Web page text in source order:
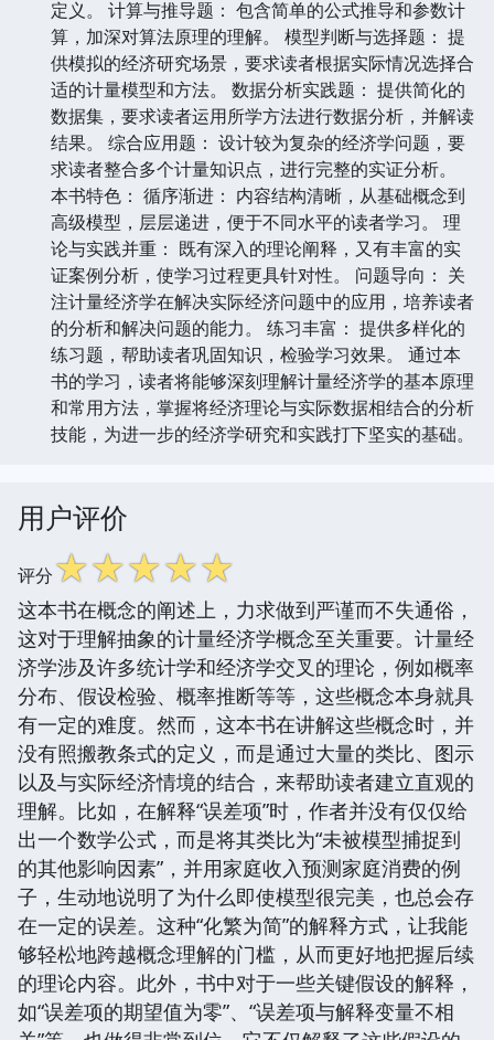
定义。 计算与推导题： 包含简单的公式推导和参数计
算，加深对算法原理的理解。 模型判断与选择题： 提
供模拟的经济研究场景，要求读者根据实际情况选择合
适的计量模型和方法。 数据分析实践题： 提供简化的
数据集，要求读者运用所学方法进行数据分析，并解读
结果。 综合应用题： 设计较为复杂的经济学问题，要
求读者整合多个计量知识点，进行完整的实证分析。
本书特色： 循序渐进： 内容结构清晰，从基础概念到
高级模型，层层递进，便于不同水平的读者学习。 理
论与实践并重： 既有深入的理论阐释，又有丰富的实
证案例分析，使学习过程更具针对性。 问题导向： 关
注计量经济学在解决实际经济问题中的应用，培养读者
的分析和解决问题的能力。 练习丰富： 提供多样化的
练习题，帮助读者巩固知识，检验学习效果。 通过本
书的学习，读者将能够深刻理解计量经济学的基本原理
和常用方法，掌握将经济理论与实际数据相结合的分析
技能，为进一步的经济学研究和实践打下坚实的基础。
用户评价
评分☆☆☆☆☆
这本书在概念的阐述上，力求做到严谨而不失通俗，
这对于理解抽象的计量经济学概念至关重要。计量经
济学涉及许多统计学和经济学交叉的理论，例如概率
分布、假设检验、概率推断等等，这些概念本身就具
有一定的难度。然而，这本书在讲解这些概念时，并
没有照搬教条式的定义，而是通过大量的类比、图示
以及与实际经济情境的结合，来帮助读者建立直观的
理解。比如，在解释“误差项”时，作者并没有仅仅给
出一个数学公式，而是将其类比为“未被模型捕捉到
的其他影响因素”，并用家庭收入预测家庭消费的例
子，生动地说明了为什么即使模型很完美，也总会存
在一定的误差。这种“化繁为简”的解释方式，让我能
够轻松地跨越概念理解的门槛，从而更好地把握后续
的理论内容。此外，书中对于一些关键假设的解释，
如“误差项的期望值为零”、“误差项与解释变量不相